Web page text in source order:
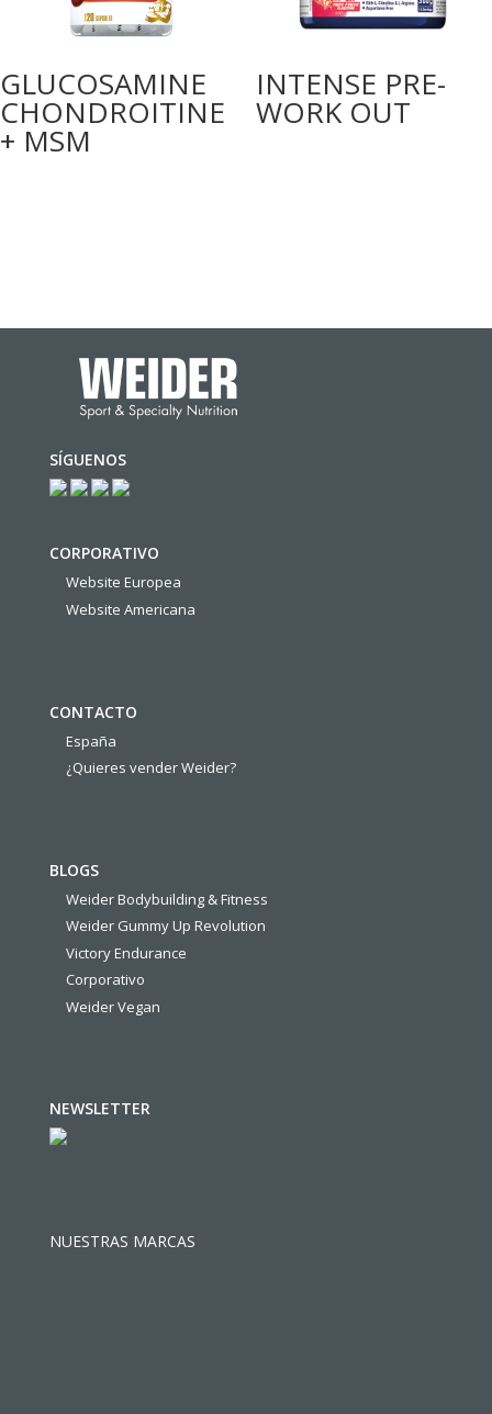
GLUCOSAMINE
CHONDROITINE
+ MSM
INTENSE PRE-
WORK OUT
SÍGUENOS
CORPORATIVO
Website Europea
Website Americana
CONTACTO
España
¿Quieres vender Weider?
BLOGS
Weider Bodybuilding & Fitness
Weider Gummy Up Revolution
Victory Endurance
Corporativo
Weider Vegan
NEWSLETTER
NUESTRAS MARCAS